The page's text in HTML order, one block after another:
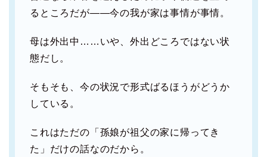
るところだが――今の我が家は事情が事情。
母は外出中……いや、外出どころではない状
態だし。
そもそも、今の状況で形式ばるほうがどうか
している。
これはただの「孫娘が祖父の家に帰ってき
た」だけの話なのだから。